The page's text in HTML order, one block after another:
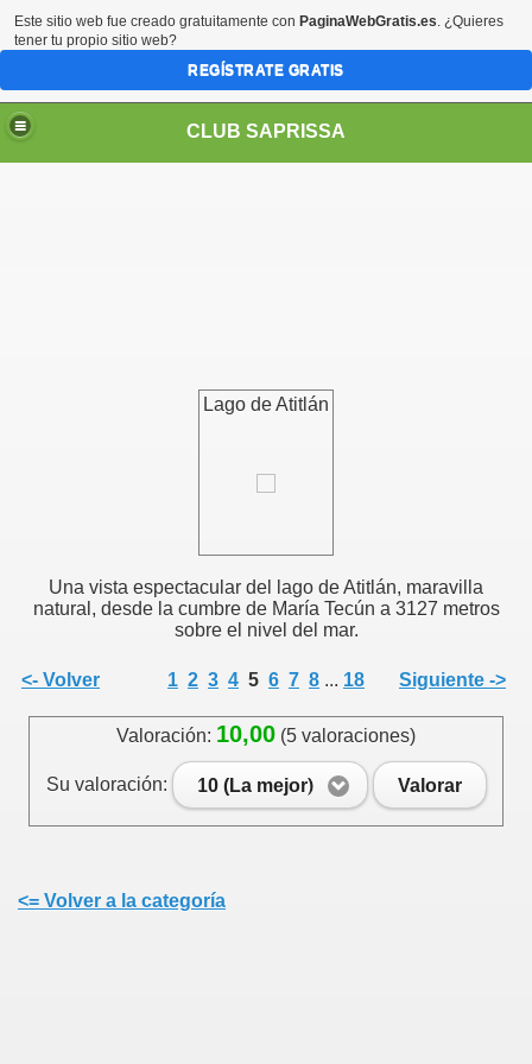
CLUB SAPRISSA
Lago de Atitlán
Una vista espectacular del lago de Atitlán, maravilla
natural, desde la cumbre de María Tecún a 3127 metros
sobre el nivel del mar.
<- Volver 1 2 3 4 5 6 7 8 ... 18 Siguiente ->
Valoración: 10,00 (5 valoraciones)
Su valoración: 10 (La mejor) Valorar
<= Volver a la categoría
Este sitio web fue creado gratuitamente con PaginaWebGratis.es. ¿Quieres
tener tu propio sitio web?
REGÍSTRATE GRATIS